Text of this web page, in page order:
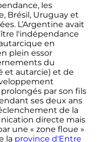
les
Brésil, Uruguay et
L’Argentine avait
l'indépendance
en
plein essor
du
et autarcie) et de
par son fils
ses deux ans
de la
directe mais
une « zone floue »
la province d'Entre